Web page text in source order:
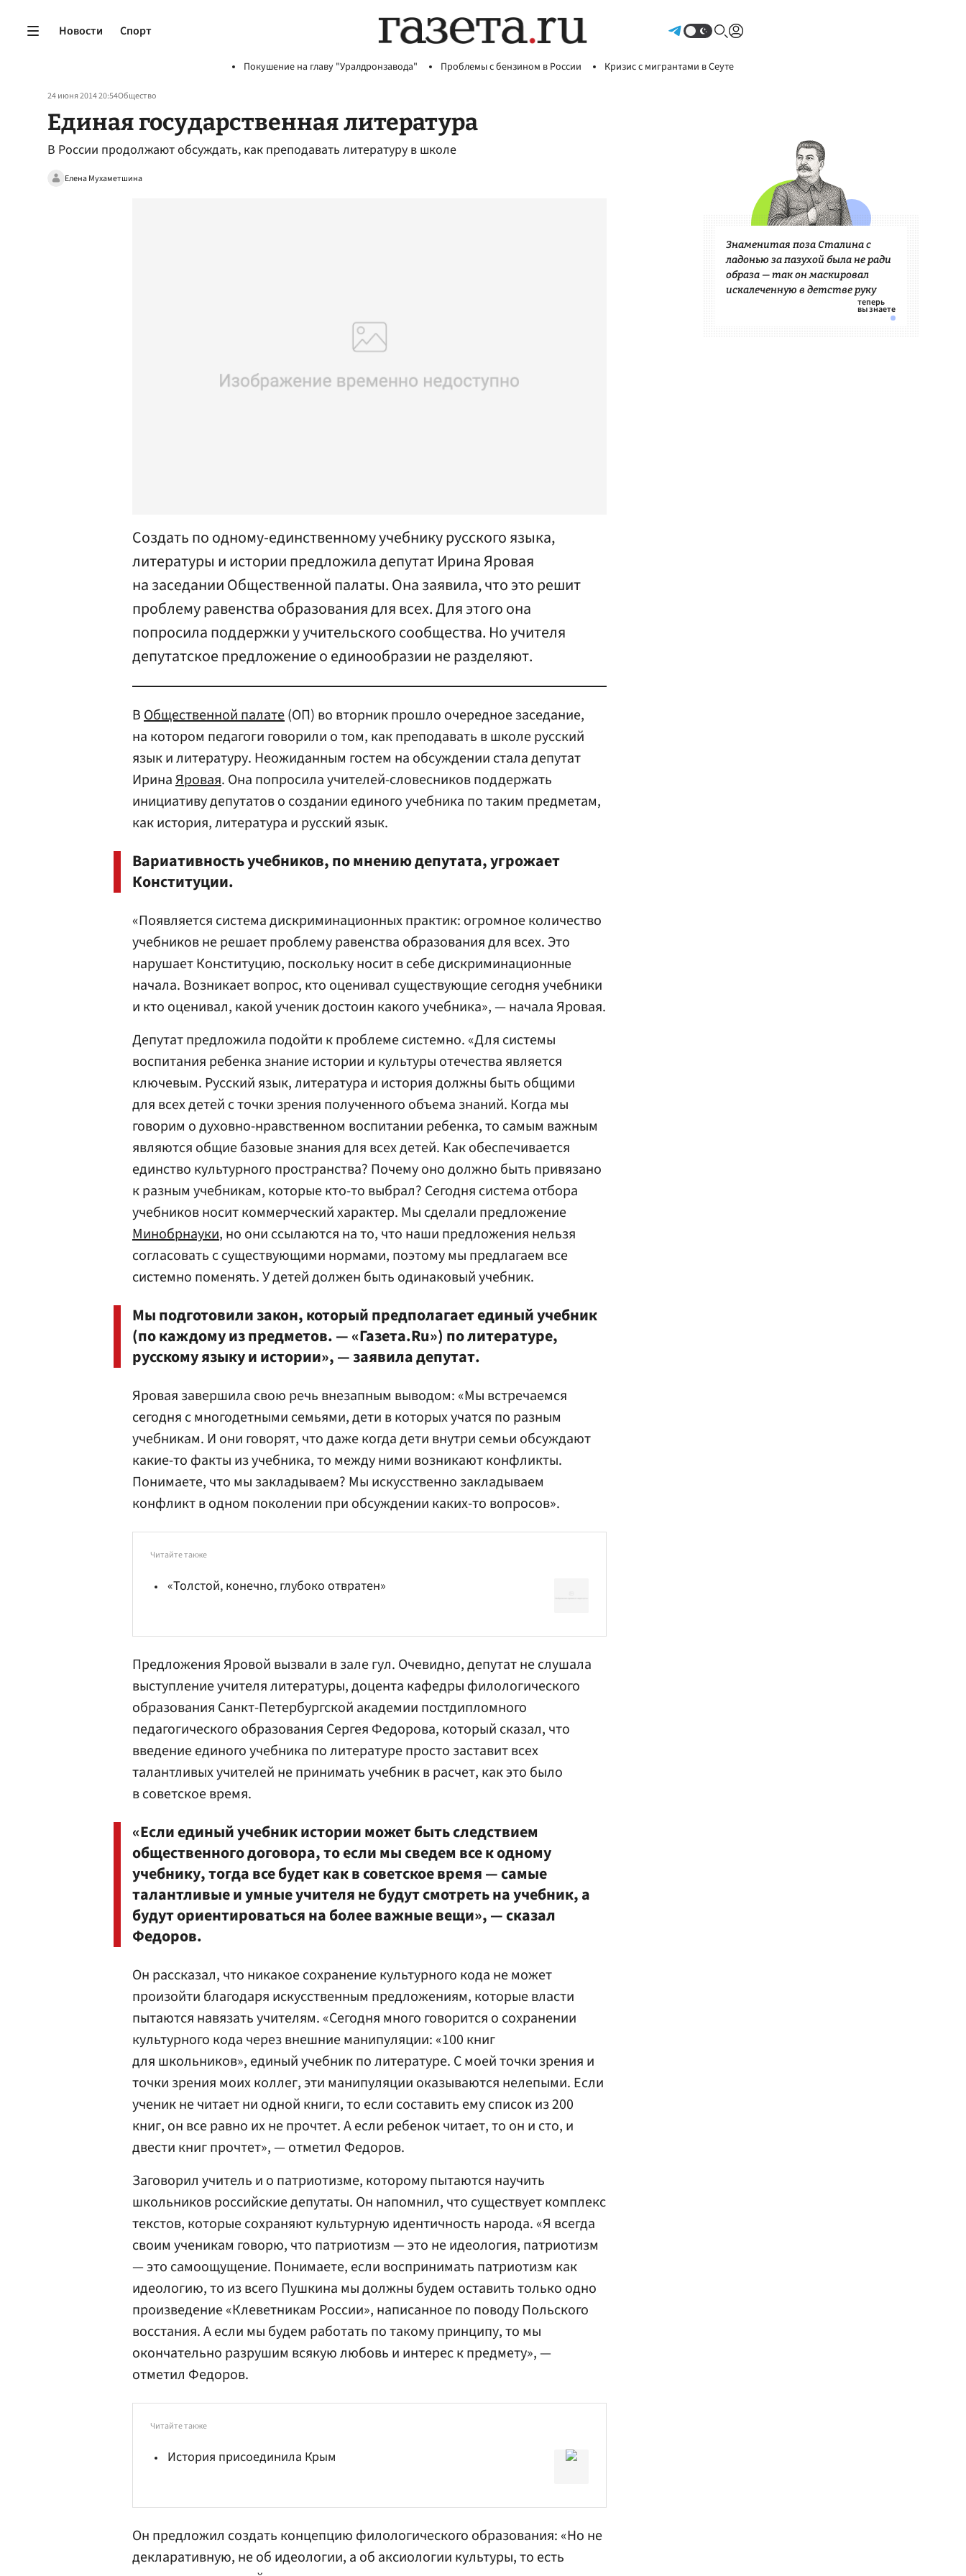
Новости Спорт
Покушение на главу "Уралдронзавода" Проблемы с бензином в России Кризис с мигрантами в Сеуте
24 июня 2014 20:54Общество
Единая государственная литература
В России продолжают обсуждать, как преподавать литературу в школе
Елена Мухаметшина
Создать по одному-единственному учебнику русского языка,
литературы и истории предложила депутат Ирина Яровая
на заседании Общественной палаты. Она заявила, что это решит
проблему равенства образования для всех. Для этого она
попросила поддержки у учительского сообщества. Но учителя
депутатское предложение о единообразии не разделяют.
ВОбщественной палате(ОП) во вторник прошло очередное заседание,
на котором педагоги говорили о том, как преподавать в школе русский
язык и литературу. Неожиданным гостем на обсуждении стала депутат
ИринаЯровая. Она попросила учителей-словесников поддержать
инициативу депутатов о создании единого учебника по таким предметам,
как история, литература и русский язык.
Вариативность учебников, по мнению депутата, угрожает
Конституции.
«Появляется система дискриминационных практик: огромное количество
учебников не решает проблему равенства образования для всех. Это
нарушает Конституцию, поскольку носит в себе дискриминационные
начала. Возникает вопрос, кто оценивал существующие сегодня учебники
и кто оценивал, какой ученик достоин какого учебника», — начала Яровая.
Депутат предложила подойти к проблеме системно. «Для системы
воспитания ребенка знание истории и культуры отечества является
ключевым. Русский язык, литература и история должны быть общими
для всех детей с точки зрения полученного объема знаний. Когда мы
говорим о духовно-нравственном воспитании ребенка, то самым важным
являются общие базовые знания для всех детей. Как обеспечивается
единство культурного пространства? Почему оно должно быть привязано
к разным учебникам, которые кто-то выбрал? Сегодня система отбора
учебников носит коммерческий характер. Мы сделали предложение
Минобрнауки, но они ссылаются на то, что наши предложения нельзя
согласовать с существующими нормами, поэтому мы предлагаем все
системно поменять. У детей должен быть одинаковый учебник.
Мы подготовили закон, который предполагает единый учебник
(по каждому из предметов. — «Газета.Ru») по литературе,
русскому языку и истории», — заявила депутат.
Яровая завершила свою речь внезапным выводом: «Мы встречаемся
сегодня с многодетными семьями, дети в которых учатся по разным
учебникам. И они говорят, что даже когда дети внутри семьи обсуждают
какие-то факты из учебника, то между ними возникают конфликты.
Понимаете, что мы закладываем? Мы искусственно закладываем
конфликт в одном поколении при обсуждении каких-то вопросов».
Читайте также
«Толстой, конечно, глубоко отвратен»
Предложения Яровой вызвали в зале гул. Очевидно, депутат не слушала
выступление учителя литературы, доцента кафедры филологического
образования Санкт-Петербургской академии постдипломного
педагогического образования Сергея Федорова, который сказал, что
введение единого учебника по литературе просто заставит всех
талантливых учителей не принимать учебник в расчет, как это было
в советское время.
«Если единый учебник истории может быть следствием
общественного договора, то если мы сведем все к одному
учебнику, тогда все будет как в советское время — самые
талантливые и умные учителя не будут смотреть на учебник, а
будут ориентироваться на более важные вещи», — сказал
Федоров.
Он рассказал, что никакое сохранение культурного кода не может
произойти благодаря искусственным предложениям, которые власти
пытаются навязать учителям. «Сегодня много говорится о сохранении
культурного кода через внешние манипуляции: «100 книг
для школьников», единый учебник по литературе. С моей точки зрения и
точки зрения моих коллег, эти манипуляции оказываются нелепыми. Если
ученик не читает ни одной книги, то если составить ему список из 200
книг, он все равно их не прочтет. А если ребенок читает, то он и сто, и
двести книг прочтет», — отметил Федоров.
Заговорил учитель и о патриотизме, которому пытаются научить
школьников российские депутаты. Он напомнил, что существует комплекс
текстов, которые сохраняют культурную идентичность народа. «Я всегда
своим ученикам говорю, что патриотизм — это не идеология, патриотизм
— это самоощущение. Понимаете, если воспринимать патриотизм как
идеологию, то из всего Пушкина мы должны будем оставить только одно
произведение «Клеветникам России», написанное по поводу Польского
восстания. А если мы будем работать по такому принципу, то мы
окончательно разрушим всякую любовь и интерес к предмету», —
отметил Федоров.
Читайте также
История присоединила Крым
Он предложил создать концепцию филологического образования: «Но не
декларативную, не об идеологии, а об аксиологии культуры, то есть
Знаменитая поза Сталина с
ладонью за пазухой была не ради
образа — так он маскировал
искалеченную в детстве руку